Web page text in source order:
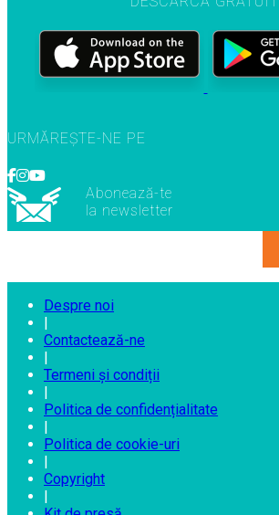
URMĂREȘTE-NE PE
Abonează-te
la newsletter
Despre noi
|
Contactează-ne
|
Termeni și condiții
|
Politica de confidențialitate
|
Politica de cookie-uri
|
Copyright
|